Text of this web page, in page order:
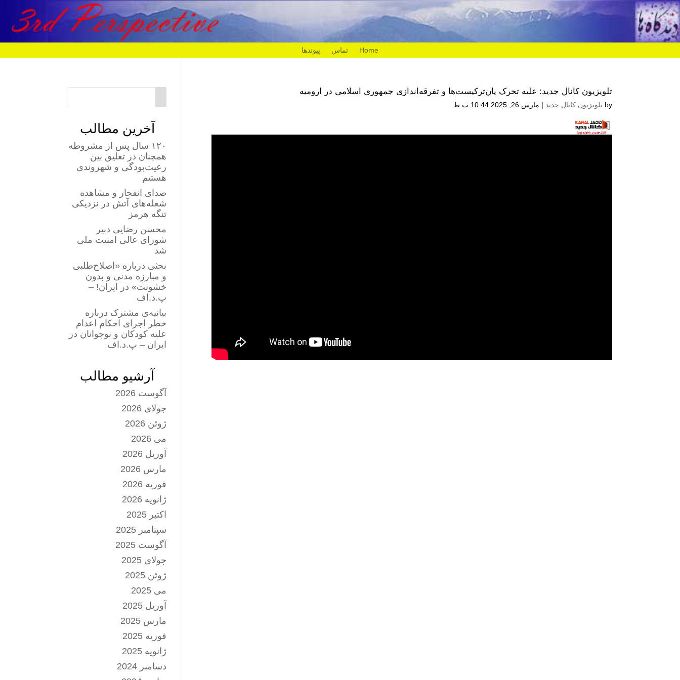
Home تماس پیوندها
تلویزیون کانال جدید: علیه تحرک پان‌ترکیست‌ها و تفرقه‌اندازی جمهوری اسلامی در ارومیه
by تلویزیون کانال جدید | مارس 26, 2025 10:44 ب.ظ
آخرین مطالب
۱۲۰ سال پس از مشروطه
همچنان در تعلیق بین
رعیت‌بودگی و شهروندی
هستیم
صدای انفجار و مشاهده
شعله‌های آتش در نزدیکی
تنگه هرمز
محسن رضایی دبیر
شورای عالی امنیت ملی
شد
بحثی درباره «اصلاح‌طلبی
و مبارزه مدنی و بدون
خشونت» در ایران! –
پ.د.اف
بیانیه‌ی مشترک درباره
خطر اجرای احکام اعدام
علیه کودکان و نوجوانان در
ایران – پ.د.اف
آرشیو مطالب
آگوست 2026
جولای 2026
ژوئن 2026
می 2026
آوریل 2026
مارس 2026
فوریه 2026
ژانویه 2026
اکتبر 2025
سپتامبر 2025
آگوست 2025
جولای 2025
ژوئن 2025
می 2025
آوریل 2025
مارس 2025
فوریه 2025
ژانویه 2025
دسامبر 2024